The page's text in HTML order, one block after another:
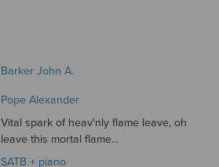
Barker John A.
Pope Alexander
Vital spark of heav'nly flame leave, oh
leave this mortal flame...
SATB + piano